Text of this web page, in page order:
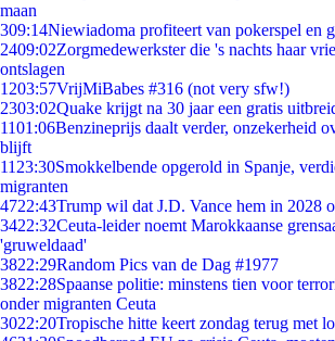
maan
309:14Niewiadoma profiteert van pokerspel en
2409:02Zorgmedewerkster die 's nachts haar
ontslagen
1203:57VrijMiBabes #316 (not very sfw!)
2303:02Quake krijgt na 30 jaar een gratis
1101:06Benzineprijs daalt verder, onzekerheid
blijft
11 23:30Smokkelbende opgerold in Spanje,
migranten
4722:43Trump wil dat J.D. Vance hem in 2028
3422:32Ceuta-leider noemt Marokkaanse
'gruweldaad'
3822:29Random Pics van de Dag #1977
3822:28Spaanse politie: minstens tien voor
onder migranten Ceuta
3022:20Tropische hitte keert zondag terug met